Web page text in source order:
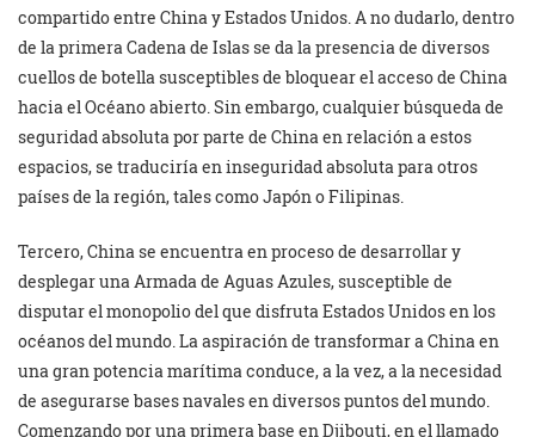
compartido entre China y Estados Unidos. A no dudarlo, dentro
de la primera Cadena de Islas se da la presencia de diversos
cuellos de botella susceptibles de bloquear el acceso de China
hacia el Océano abierto. Sin embargo, cualquier búsqueda de
seguridad absoluta por parte de China en relación a estos
espacios, se traduciría en inseguridad absoluta para otros
países de la región, tales como Japón o Filipinas.
Tercero, China se encuentra en proceso de desarrollar y
desplegar una Armada de Aguas Azules, susceptible de
disputar el monopolio del que disfruta Estados Unidos en los
océanos del mundo. La aspiración de transformar a China en
una gran potencia marítima conduce, a la vez, a la necesidad
de asegurarse bases navales en diversos puntos del mundo.
Comenzando por una primera base en Djibouti, en el llamado